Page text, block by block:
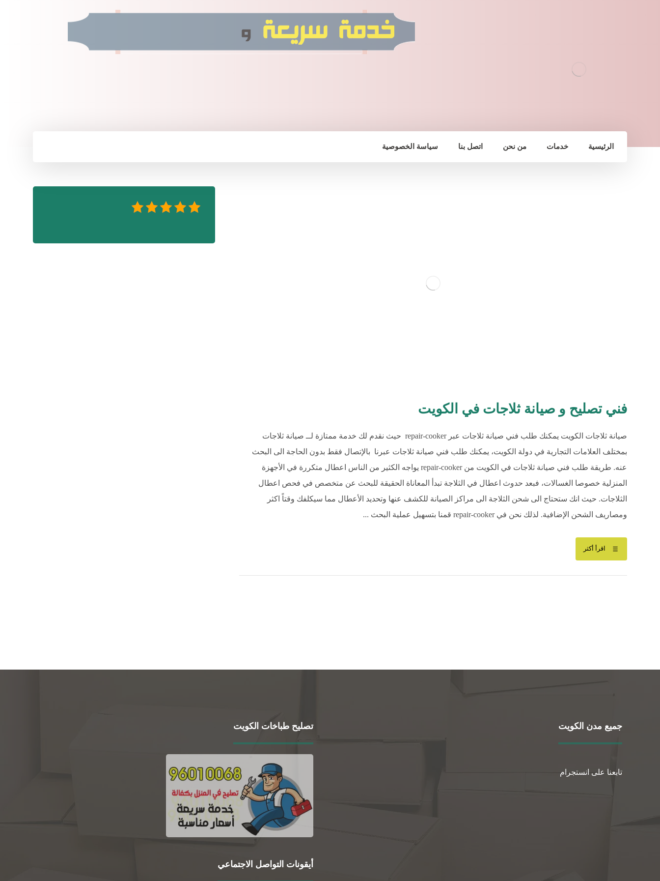
الرئيسية خدمات من نحن اتصل بنا سياسة الخصوصية
فني تصليح و صيانة ثلاجات في الكويت
صيانة ثلاجات الكويت يمكنك طلب فني صيانة ثلاجات عبر repair-cooker حيث نقدم لك خدمة ممتازة لــ صيانة ثلاجات
بمختلف العلامات التجارية في دولة الكويت، يمكنك طلب فني صيانة ثلاجات عبرنا بالإتصال فقط بدون الحاجة الى البحث
عنه. طريقة طلب فني صيانة ثلاجات في الكويت من repair-cooker يواجه الكثير من الناس اعطال متكررة في الأجهزة
المنزلية خصوصا الغسالات، فبعد حدوث اعطال في الثلاجة تبدأ المعاناة الحقيقة للبحث عن متخصص في فحص اعطال
الثلاجات. حيث انك ستحتاج الى شحن الثلاجة الى مراكز الصيانة للكشف عنها وتحديد الأعطال مما سيكلفك وقتاً اكثر
ومصاريف الشحن الإضافية. لذلك نحن في repair-cooker قمنا بتسهيل عملية البحث ...
اقرأ أكثر
جميع مدن الكويت
تابعنا على انستجرام
تصليح طباخات الكويت
أيقونات التواصل الاجتماعي